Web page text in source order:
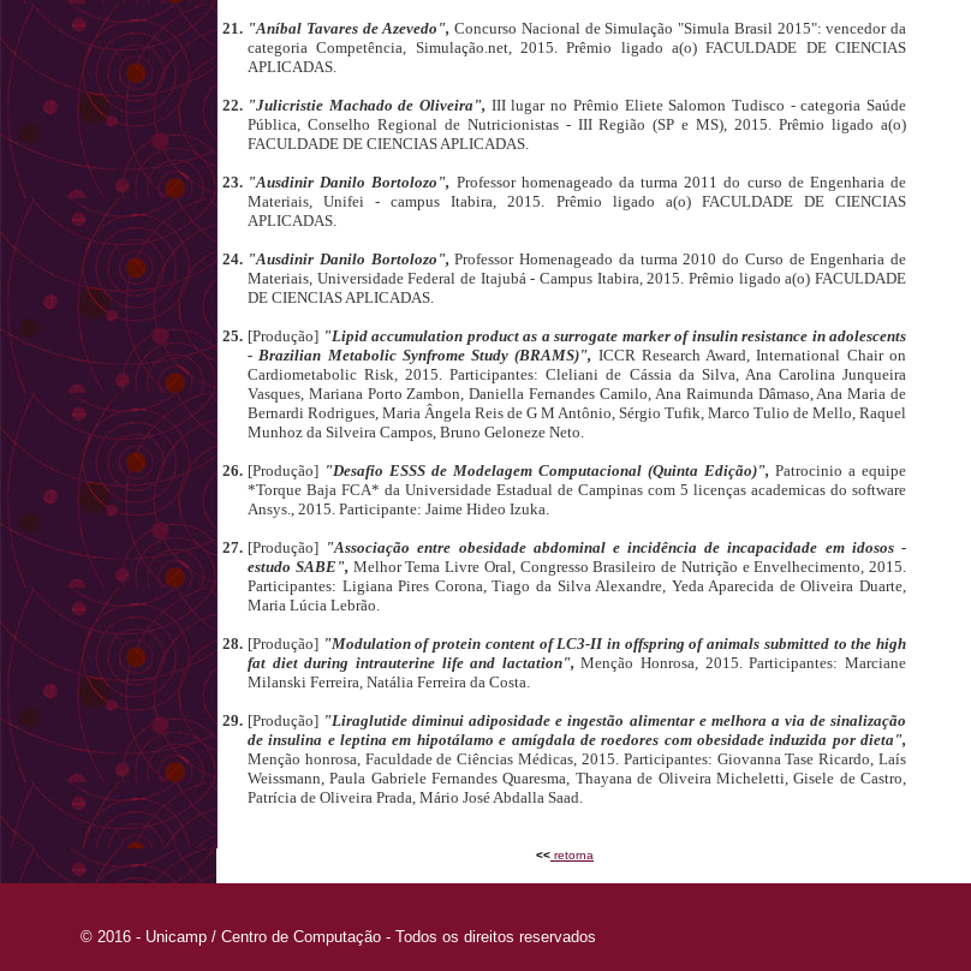
21. "Aníbal Tavares de Azevedo", Concurso Nacional de Simulação "Simula Brasil 2015": vencedor da
categoria Competência, Simulação.net, 2015. Prêmio ligado a(o) FACULDADE DE CIENCIAS
APLICADAS.
22. "Julicristie Machado de Oliveira", III lugar no Prêmio Eliete Salomon Tudisco - categoria Saúde
Pública, Conselho Regional de Nutricionistas - III Região (SP e MS), 2015. Prêmio ligado a(o)
FACULDADE DE CIENCIAS APLICADAS.
23. "Ausdinir Danilo Bortolozo", Professor homenageado da turma 2011 do curso de Engenharia de
Materiais, Unifei - campus Itabira, 2015. Prêmio ligado a(o) FACULDADE DE CIENCIAS
APLICADAS.
24. "Ausdinir Danilo Bortolozo",Professor Homenageado da turma 2010 do Curso de Engenharia de
Materiais, Universidade Federal de Itajubá - Campus Itabira, 2015. Prêmio ligado a(o) FACULDADE
DE CIENCIAS APLICADAS.
25. [Produção] "Lipid accumulation product as a surrogate marker of insulin resistance in adolescents
- Brazilian Metabolic Synfrome Study (BRAMS)", ICCR Research Award, International Chair on
Cardiometabolic Risk, 2015. Participantes: Cleliani de Cássia da Silva, Ana Carolina Junqueira
Vasques, Mariana Porto Zambon, Daniella Fernandes Camilo, Ana Raimunda Dâmaso, Ana Maria de
Bernardi Rodrigues, Maria Ângela Reis de G M Antônio, Sérgio Tufik, Marco Tulio de Mello, Raquel
Munhoz da Silveira Campos, Bruno Geloneze Neto.
26. [Produção] "Desafio ESSS de Modelagem Computacional (Quinta Edição)", Patrocinio a equipe
*Torque Baja FCA* da Universidade Estadual de Campinas com 5 licenças academicas do software
Ansys., 2015. Participante: Jaime Hideo Izuka.
27. [Produção] "Associação entre obesidade abdominal e incidência de incapacidade em idosos -
estudo SABE", Melhor Tema Livre Oral, Congresso Brasileiro de Nutrição e Envelhecimento, 2015.
Participantes: Ligiana Pires Corona, Tiago da Silva Alexandre, Yeda Aparecida de Oliveira Duarte,
Maria Lúcia Lebrão.
28. [Produção] "Modulation of protein content of LC3-II in offspring of animals submitted to the high
fat diet during intrauterine life and lactation",Menção Honrosa, 2015. Participantes: Marciane
Milanski Ferreira, Natália Ferreira da Costa.
29. [Produção] "Liraglutide diminui adiposidade e ingestão alimentar e melhora a via de sinalização
de insulina e leptina em hipotálamo e amígdala de roedores com obesidade induzida por dieta",
Menção honrosa, Faculdade de Ciências Médicas, 2015. Participantes: Giovanna Tase Ricardo, Laís
Weissmann, Paula Gabriele Fernandes Quaresma, Thayana de Oliveira Micheletti, Gisele de Castro,
Patrícia de Oliveira Prada, Mário José Abdalla Saad.
<< retorna
© 2016 - Unicamp / Centro de Computação - Todos os direitos reservados